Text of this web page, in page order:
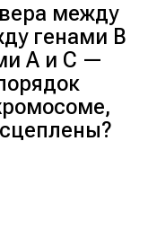
в
в
между
генами В
А и С —